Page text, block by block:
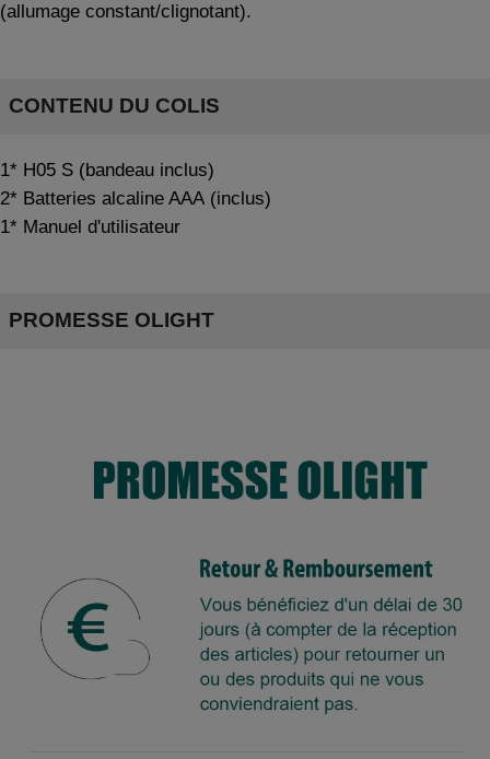
(allumage constant/clignotant).
CONTENU DU COLIS
1* H05 S (bandeau inclus)
2* Batteries alcaline AAA (inclus)
1* Manuel d'utilisateur
PROMESSE OLIGHT